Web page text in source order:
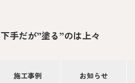
手だが”塗る”のは上々
施工事例 お知らせ